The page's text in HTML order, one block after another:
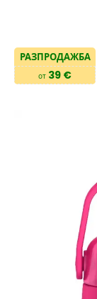
РАЗПРОДАЖБА
от 39 €